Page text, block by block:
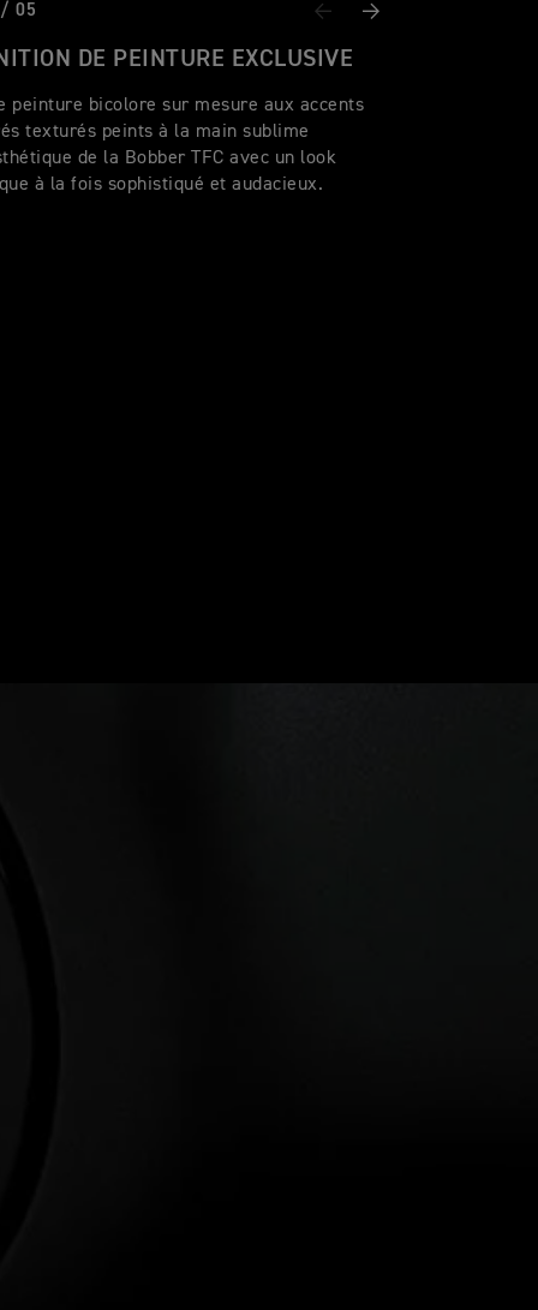
05 Page Précédente
Suivant
DE PEINTURE EXCLUSIVE
peinture bicolore sur mesure aux accents
texturés peints à la main sublime
de la Bobber TFC avec un look
à la fois sophistiqué et audacieux.